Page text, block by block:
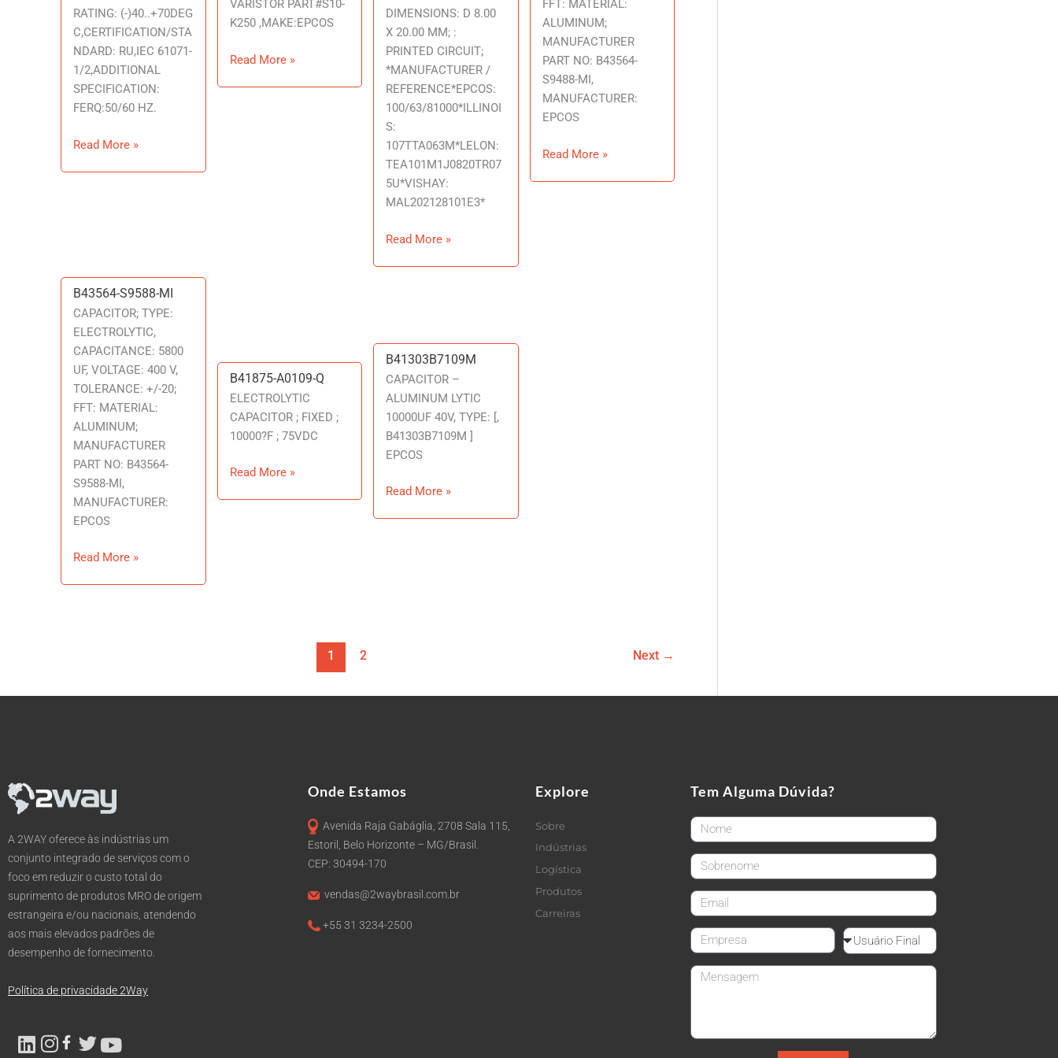
RATING: (-)40..+70DEG
C,CERTIFICATION/STA
NDARD: RU,IEC 61071-
1/2,ADDITIONAL
SPECIFICATION:
FERQ:50/60 HZ.
Read More »
VARISTOR PART#S10-
K250 ,MAKE:EPCOS
K250
Read More »
DIMENSIONS: D 8.00
X 20.00 MM; :
PRINTED CIRCUIT;
*MANUFACTURER /
REFERENCE*EPCOS:
100/63/81000*ILLINOI
S:
107TTA063M*LELON:
TEA101M1J0820TR07
5U*VISHAY:
MAL202128101E3*
Read More »
FFT: MATERIAL:
ALUMINUM;
MANUFACTURER
PART NO: B43564-
S9488-MI,
MANUFACTURER:
EPCOS
Read More »
B43564-S9588-MI
CAPACITOR; TYPE:
ELECTROLYTIC,
CAPACITANCE: 5800
UF, VOLTAGE: 400 V,
TOLERANCE: +/-20;
FFT: MATERIAL:
ALUMINUM;
MANUFACTURER
PART NO: B43564-
S9588-MI,
MANUFACTURER:
EPCOS
B43564-
S9588-
MI
Read More »
B41875-A0109-Q
ELECTROLYTIC
CAPACITOR ; FIXED ;
10000?F ; 75VDC
B41875-
A0109-
Q
Read More »
B41303B7109M
CAPACITOR –
ALUMINUM LYTIC
10000UF 40V, TYPE: [,
B41303B7109M ]
EPCOS
B41303B7109M
Read More »
1 2 Next →
A 2WAY oferece às indústrias um
conjunto integrado de serviços com o
foco em reduzir o custo total do
suprimento de produtos MRO de origem
estrangeira e/ou nacionais, atendendo
aos mais elevados padrões de
desempenho de fornecimento.
Política de privacidade 2Way
Onde Estamos
Avenida Raja Gabáglia, 2708 Sala 115,
Estoril, Belo Horizonte – MG/Brasil.
CEP: 30494-170
vendas@2waybrasil.com.br
+55 31 3234-2500
Explore
Sobre
Indústrias
Logística
Produtos
Carreiras
Tem Alguma Dúvida?
FirstName
LastName
email
CompanyName Reseller
Message